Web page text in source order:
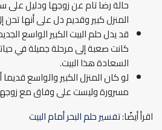
حالة رضا تام عن زوجها ودليل على
المنزل كبير وقديم دل على أنها تحن
قد يدل حلم البيت الكبير الواسع
كانت صعبة إلى مرحلة جميلة في
السعادة هذا البيت.
لو كان المنزل الكبير والواسع
مسرورة وليست على وفاق مع
اقرأ أيضًا:تفسير حلم البحر أمام البيت